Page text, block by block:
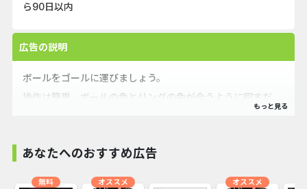
ら90日以内
広告の説明
ボールをゴールに運びましょう。
操作は簡単。ボールの色とリングの色が合うように回すだ
小さいリングに当たるとボールの色が変わります。
色の変化は避ける事が出来ないので油断しないようにしまし
あなたへのおすすめ広告
無料 オススメ オススメ